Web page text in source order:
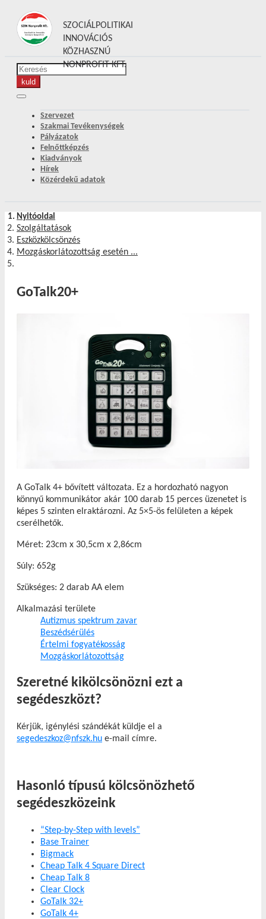
SZOCIÁLPOLITIKAI
INNOVÁCIÓS
KÖZHASZNÚ
NONPROFIT KFT.
Szervezet
Szakmai Tevékenységek
Pályázatok
Felnőttképzés
Kiadványok
Hírek
Közérdekű adatok
Nyitóoldal
Szolgáltatások
Eszközkölcsönzés
Mozgáskorlátozottság esetén ...
GoTalk20+
A GoTalk 4+ bővített változata. Ez a hordozható nagyon
könnyű kommunikátor akár 100 darab 15 perces üzenetet is
képes 5 szinten elraktározni. Az 5×5-ös felületen a képek
cserélhetők.
Méret: 23cm x 30,5cm x 2,86cm
Súly: 652g
Szükséges: 2 darab AA elem
Alkalmazási területe
Autizmus spektrum zavar
Beszédsérülés
Értelmi fogyatékosság
Mozgáskorlátozottság
Szeretné kikölcsönözni ezt a
segédeszközt?
Kérjük, igénylési szándékát küldje el a
segedeszkoz@nfszk.hu e-mail címre.
Hasonló típusú kölcsönözhető
segédeszközeink
“Step-by-Step with levels”
Base Trainer
Bigmack
Cheap Talk 4 Square Direct
Cheap Talk 8
Clear Clock
GoTalk 32+
GoTalk 4+